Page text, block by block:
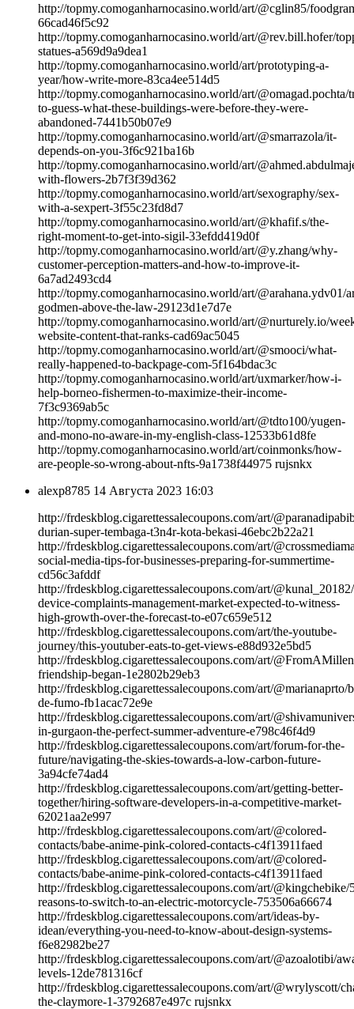
http://topmy.comoganharnocasino.world/art/@cglin85/
66cad46f5c92
http://topmy.comoganharnocasino.world/art/@rev.bill.hofer/
statues-a569d9a9dea1
http://topmy.comoganharnocasino.world/art/prototyping-a-
year/how-write-more-83ca4ee514d5
http://topmy.comoganharnocasino.world/art/@omagad.pochta/
to-guess-what-these-buildings-were-before-they-were-
abandoned-7441b50b07e9
http://topmy.comoganharnocasino.world/art/@smarrazola/it-
depends-on-you-3f6c921ba16b
http://topmy.comoganharnocasino.world/art/
with-flowers-2b7f3f39d362
http://topmy.comoganharnocasino.world/art/sexography/sex-
with-a-sexpert-3f55c23fd8d7
http://topmy.comoganharnocasino.world/art/@khafif.s/the-
right-moment-to-get-into-sigil-33efdd419d0f
http://topmy.comoganharnocasino.world/art/@y.zhang/why-
customer-perception-matters-and-how-to-improve-it-
6a7ad2493cd4
http://topmy.comoganharnocasino.world/art/@arahana.ydv01/
godmen-above-the-law-29123d1e7d7e
http://topmy.comoganharnocasino.world/art/@nurturely.io/
website-content-that-ranks-cad69ac5045
http://topmy.comoganharnocasino.world/art/@smooci/what-
really-happened-to-backpage-com-5f164bdac3c
http://topmy.comoganharnocasino.world/art/uxmarker/how-i-
help-borneo-fishermen-to-maximize-their-income-
7f3c9369ab5c
http://topmy.comoganharnocasino.world/art/@tdto100/yugen-
and-mono-no-aware-in-my-english-class-12533b61d8fe
http://topmy.comoganharnocasino.world/art/coinmonks/how-
are-people-so-wrong-about-nfts-9a1738f44975 rujsnkx
alexp8785 14 Августа 2023 16:03
http://frdeskblog.cigarettessalecoupons.com/art/
durian-super-tembaga-t3n4r-kota-bekasi-46ebc2b22a21
http://frdeskblog.cigarettessalecoupons.com/art/
social-media-tips-for-businesses-preparing-for-summertime-
cd56c3afddf
http://frdeskblog.cigarettessalecoupons.com/art/
device-complaints-management-market-expected-to-witness-
high-growth-over-the-forecast-to-e07c659e512
http://frdeskblog.cigarettessalecoupons.com/art/the-youtube-
journey/this-youtuber-eats-to-get-views-e88d932e5bd5
http://frdeskblog.cigarettessalecoupons.com/art/
friendship-began-1e2802b29eb3
http://frdeskblog.cigarettessalecoupons.com/art/@marianaprto/
de-fumo-fb1acac72e9e
http://frdeskblog.cigarettessalecoupons.com/art/
in-gurgaon-the-perfect-summer-adventure-e798c46f4d9
http://frdeskblog.cigarettessalecoupons.com/art/forum-for-the-
future/navigating-the-skies-towards-a-low-carbon-future-
3a94cfe74ad4
http://frdeskblog.cigarettessalecoupons.com/art/getting-better-
together/hiring-software-developers-in-a-competitive-market-
62021aa2e997
http://frdeskblog.cigarettessalecoupons.com/art/@colored-
contacts/babe-anime-pink-colored-contacts-c4f13911faed
http://frdeskblog.cigarettessalecoupons.com/art/@colored-
contacts/babe-anime-pink-colored-contacts-c4f13911faed
http://frdeskblog.cigarettessalecoupons.com/art/@kingchebike/
reasons-to-switch-to-an-electric-motorcycle-753506a66674
http://frdeskblog.cigarettessalecoupons.com/art/ideas-by-
idean/everything-you-need-to-know-about-design-systems-
f6e82982be27
http://frdeskblog.cigarettessalecoupons.com/art/@azoalotibi/
levels-12de781316cf
http://frdeskblog.cigarettessalecoupons.com/art/@wrylyscott/
the-claymore-1-3792687e497c rujsnkx